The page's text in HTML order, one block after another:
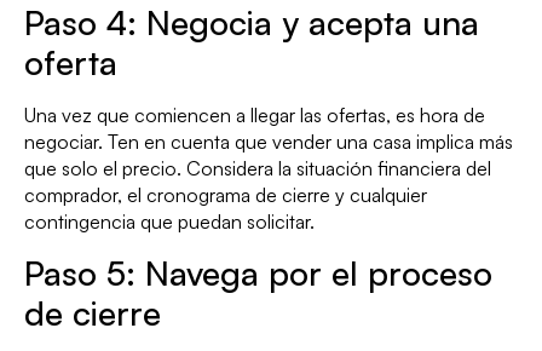
Paso 4: Negocia y acepta una
oferta
Una vez que comiencen a llegar las ofertas, es hora de
negociar. Ten en cuenta que vender una casa implica más
que solo el precio. Considera la situación financiera del
comprador, el cronograma de cierre y cualquier
contingencia que puedan solicitar.
Paso 5: Navega por el proceso
de cierre